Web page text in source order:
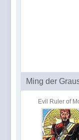
Ming der
Evil Ruler of